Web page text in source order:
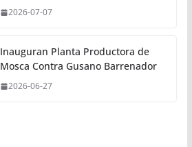
2026-07-07
Inauguran Planta Productora de
Mosca Contra Gusano Barrenador
2026-06-27